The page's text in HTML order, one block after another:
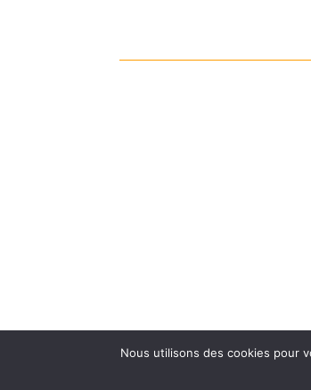
Nous utilisons des cookies pour